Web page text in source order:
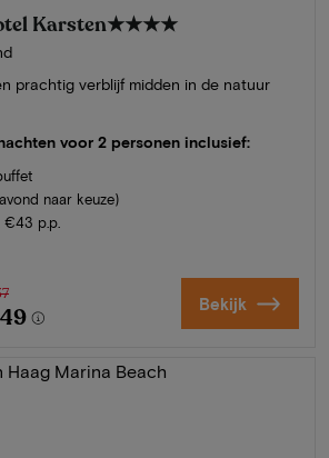
Karsten★★★★
prachtig verblijf midden in de natuur
voor 2 personen inclusief:
naar keuze)
€43 p.p.
Bekijk